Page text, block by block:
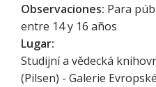
Observaciones: Para
entre 14 y 16 años
Lugar:
Studijní a vědecká
(Pilsen) - Galerie